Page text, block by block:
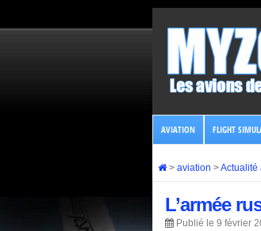
AVIATION FLIGHT
> aviation >Actualité
L’armée
Publié le 9 février